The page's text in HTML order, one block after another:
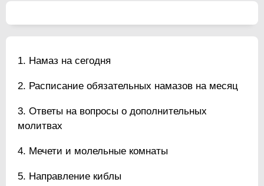
Намаз на сегодня
Расписание обязательных намазов на месяц
Ответы на вопросы о дополнительных
молитвах
Мечети и молельные комнаты
Направление киблы